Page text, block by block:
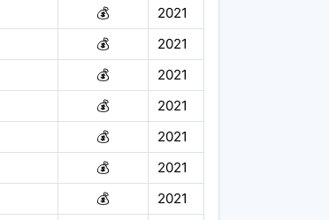
💰
2021
💰
2021
💰
2021
💰
2021
💰
2021
💰
2021
💰
2021